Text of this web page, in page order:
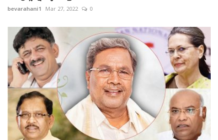
bevarahani1 Mar 27, 2022 0